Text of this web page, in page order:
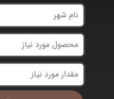
*
*